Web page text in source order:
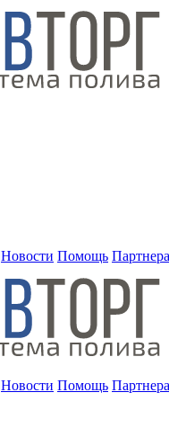
Новости Помощь
Новости Помощь